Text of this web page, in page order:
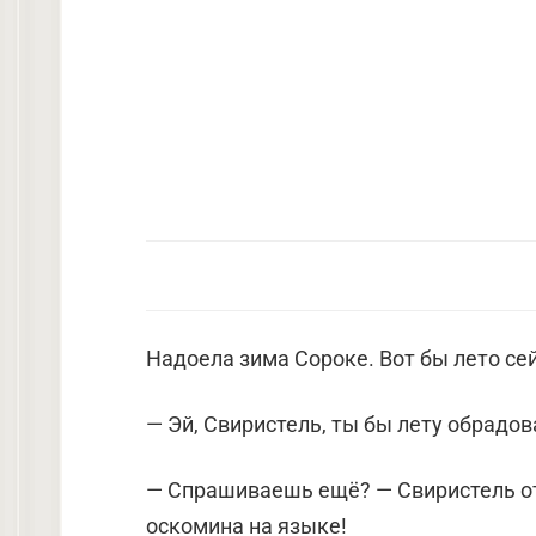
Надоела зима Сороке. Вот бы лето
— Эй, Свиристель, ты бы лету
— Спрашиваешь ещё? — Свиристель
оскомина на языке!